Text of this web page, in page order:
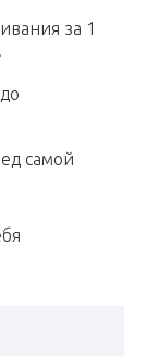
за 1
самой